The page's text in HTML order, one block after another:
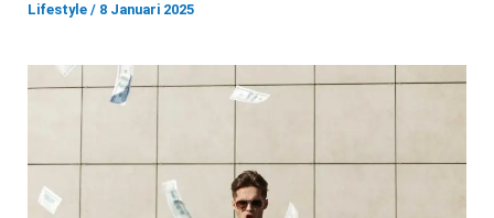
Lifestyle / 8 Januari 2025